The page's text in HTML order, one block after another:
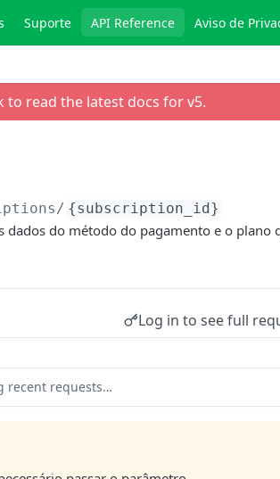
Suporte API Reference Aviso de
to read the latest docs for v5.
{subscription_id}
do método do pagamento e o plano
Log in to see full
recent requests…